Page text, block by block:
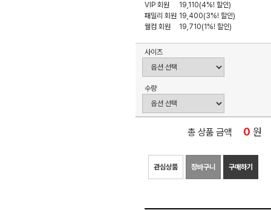
VIP 회원
19,110(4%! 할인)
패밀리 회원 19,400(3%! 할인)
웰컴 회원
19,710(1%! 할인)
사이즈
수량
총 상품 금액 0 원
관심상품 장바구니 구매하기